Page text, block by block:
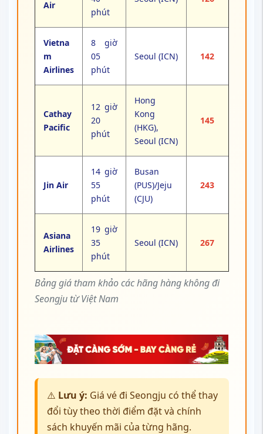
Bảng giá tham khảo các hãng hàng không đi
Seongju từ Việt Nam
Air
phút
Vietna
m
Airlines
8 giờ
05
phút
Seoul (ICN) 142
Cathay
Pacific
12 giờ
20
phút
Hong
Kong
(HKG),
Seoul (ICN)
145
Jin Air
14 giờ
55
phút
Busan
(PUS)/Jeju
(CJU)
243
Asiana
Airlines
19 giờ
35
phút
Seoul (ICN) 267
⚠️ Lưu ý: Giá vé đi Seongju có thể thay
đổi tùy theo thời điểm đặt và chính
sách khuyến mãi của từng hãng.